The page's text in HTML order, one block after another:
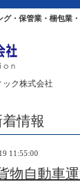
・保管業・梱包業
ク株式会社
情報
11:55:00
物自動車